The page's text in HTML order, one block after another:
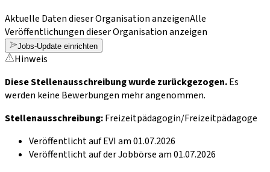
Aktuelle Daten dieser Organisation anzeigenAlle
Veröffentlichungen dieser Organisation anzeigen
Jobs-Update einrichten
Hinweis
Diese Stellenausschreibung wurde zurückgezogen.Es
werden keine Bewerbungen mehr angenommen.
Stellenausschreibung:Freizeitpädagogin/Freizeitpädagoge
Veröffentlicht auf EVI am 01.07.2026
Veröffentlicht auf der Jobbörse am 01.07.2026